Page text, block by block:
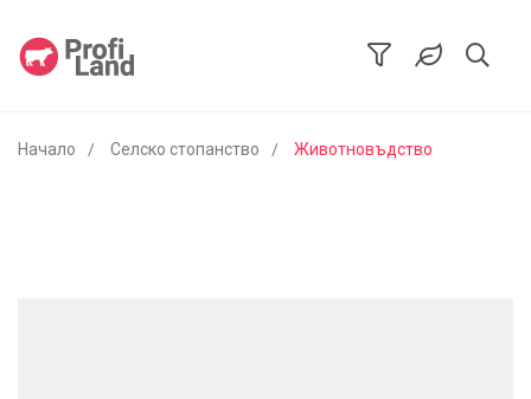
Начало Селско стопанство Животновъдство